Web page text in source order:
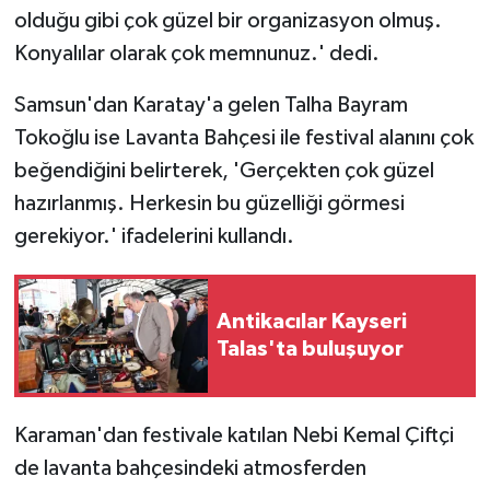
olduğu gibi çok güzel bir organizasyon olmuş.
Konyalılar olarak çok memnunuz.' dedi.
Samsun'dan Karatay'a gelen Talha Bayram
Tokoğlu ise Lavanta Bahçesi ile festival alanını çok
beğendiğini belirterek, 'Gerçekten çok güzel
hazırlanmış. Herkesin bu güzelliği görmesi
gerekiyor.' ifadelerini kullandı.
Antikacılar Kayseri
Talas'ta buluşuyor
Karaman'dan festivale katılan Nebi Kemal Çiftçi
de lavanta bahçesindeki atmosferden